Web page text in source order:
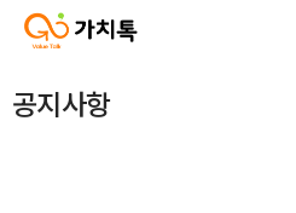
공지사항